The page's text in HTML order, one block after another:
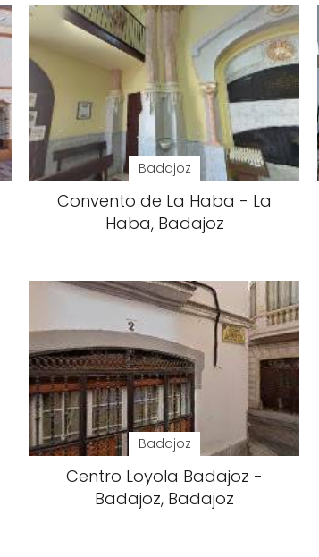
Badajoz
Convento de La Haba - La
Haba, Badajoz
Badajoz
Centro Loyola Badajoz -
Badajoz, Badajoz